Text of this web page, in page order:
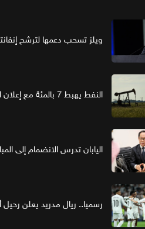
ويلز تسحب دعمها لترشح
النفط يهبط 7 بالمئة مع إعلان استئناف مفاوضات واشنطن وطهران
اليابان تدرس الانضمام إلى
رسميا.. ريال مدريد يعلن رحيل